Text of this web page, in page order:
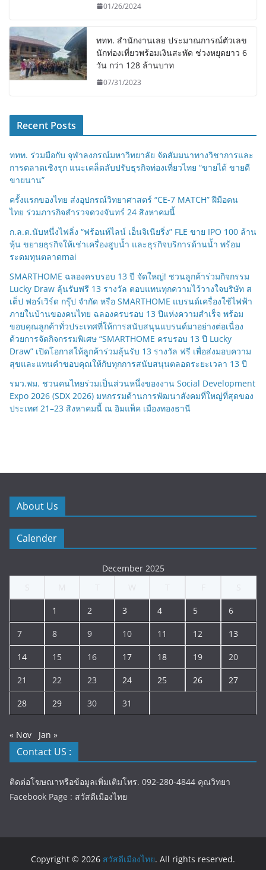
01/26/2024
ททท. สำนักงานเลย ประมาณการณ์ตัวเลข
นักท่องเที่ยวพร้อมเงินสะพัด ช่วงหยุดยาว 6
วัน กว่า 128 ล้านบาท
07/31/2023
Recent Posts
ททท. ร่วมมือกับ จุฬาลงกรณ์มหาวิทยาลัย จัดสัมมนาทางวิชาการและ
การตลาดเชิงรุก แนะเคล็ดลับปรับธุรกิจท่องเที่ยวไทย “ขายได้ ขายดี
ขายนาน”
ครั้งแรกของไทย ส่งอุปกรณ์วิทยาศาสตร์ “CE-7 MATCH” ฝีมือคน
ไทย ร่วมภารกิจสำรวจดวงจันทร์ 24 สิงหาคมนี้
ก.ล.ต.นับหนึ่งไฟลิ่ง “ฟร้อนท์ไลน์ เอ็นจิเนียริ่ง” FLE ขาย IPO 100 ล้าน
หุ้น ขยายธุรกิจให้เช่าเครื่องสูบน้ำ และธุรกิจบริการด้านน้ำ พร้อม
ระดมทุนตลาดmai
SMARTHOME ฉลองครบรอบ 13 ปี จัดใหญ่! ชวนลูกค้าร่วมกิจกรรม
Lucky Draw ลุ้นรับฟรี 13 รางวัล ตอบแทนทุกความไว้วางใจบริษัท ส
เต็ป ฟอร์เวิร์ด กรุ๊ป จำกัด หรือ SMARTHOME แบรนด์เครื่องใช้ไฟฟ้า
ภายในบ้านของคนไทย ฉลองครบรอบ 13 ปีแห่งความสำเร็จ พร้อม
ขอบคุณลูกค้าทั่วประเทศที่ให้การสนับสนุนแบรนด์มาอย่างต่อเนื่อง
ด้วยการจัดกิจกรรมพิเศษ “SMARTHOME ครบรอบ 13 ปี Lucky
Draw” เปิดโอกาสให้ลูกค้าร่วมลุ้นรับ 13 รางวัล ฟรี เพื่อส่งมอบความ
สุขและแทนคำขอบคุณให้กับทุกการสนับสนุนตลอดระยะเวลา 13 ปี
รมว.พม. ชวนคนไทยร่วมเป็นส่วนหนึ่งของงาน Social Development
Expo 2026 (SDX 2026) มหกรรมด้านการพัฒนาสังคมที่ใหญ่ที่สุดของ
ประเทศ 21–23 สิงหาคมนี้ ณ อิมแพ็ค เมืองทองธานี
About Us
Calender
December 2025
1 2 3 4 5 6
7 8 9 10 11 12 13
14 15 16 17 18 19 20
21 22 23 24 25 26 27
28 29 30 31
« Nov Jan »
Contact US :
ติดต่อโฆษณาหรือข้อมูลเพิ่มเติมโทร. 092-280-4844 คุณวิทยา
Facebook Page : สวัสดีเมืองไทย
Copyright © 2026 สวัสดีเมืองไทย. All rights reserved.